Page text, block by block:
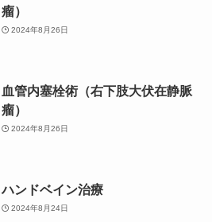
瘤）
2024年8月26日
血管内塞栓術（右下肢大伏在静脈
瘤）
2024年8月26日
ハンドベイン治療
2024年8月24日